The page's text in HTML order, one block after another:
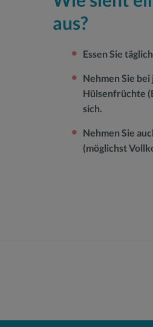
aus?
Essen Sie
Nehmen Sie
Hülsenfrüchte
sich.
Nehmen Sie
(möglichst